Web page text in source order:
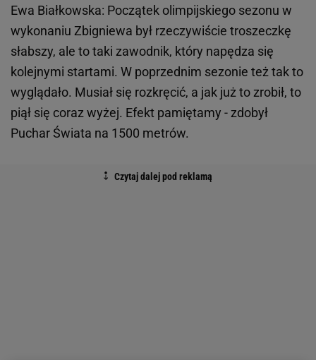
Ewa Białkowska: Początek olimpijskiego sezonu w
wykonaniu Zbigniewa był rzeczywiście troszeczkę
słabszy, ale to taki zawodnik, który napędza się
kolejnymi startami. W poprzednim sezonie też tak to
wyglądało. Musiał się rozkręcić, a jak już to zrobił, to
piął się coraz wyżej. Efekt pamiętamy - zdobył
Puchar Świata na 1500 metrów.